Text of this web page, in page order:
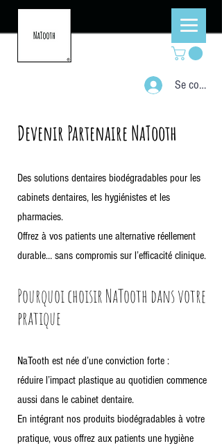
Se
Devenir Partenaire NaTooth
Des solutions dentaires biodégradables pour les
cabinets dentaires, les hygiénistes et les
pharmacies.
Offrez à vos patients une alternative réellement
durable… sans compromis sur l’efficacité clinique.
Pourquoi choisir NaTooth dans votre
pratique
NaTooth est née d’une conviction forte :
réduire l’impact plastique au quotidien commence
aussi dans le cabinet dentaire.
En intégrant nos produits biodégradables à votre
pratique, vous offrez aux patients une hygiène